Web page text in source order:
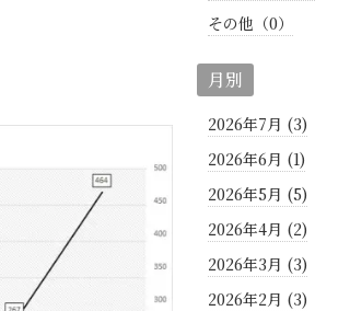
その他（0）
月別
2026年7月 (3)
2026年6月 (1)
2026年5月 (5)
2026年4月 (2)
2026年3月 (3)
2026年2月 (3)